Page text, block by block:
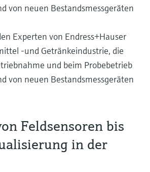
von neuen Bestandsmessgeräten
Experten von Endress+Hauser
-und Getränkeindustrie, die
und beim Probebetrieb
von neuen Bestandsmessgeräten
Feldsensoren bis
in der